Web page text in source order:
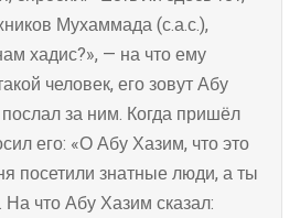
Мухаммада (с.а.с.),
хадис?», — на что ему
человек, его зовут Абу
за ним. Когда пришёл
его: «О Абу Хазим, что это
посетили знатные люди, а ты
На что Абу Хазим сказал: